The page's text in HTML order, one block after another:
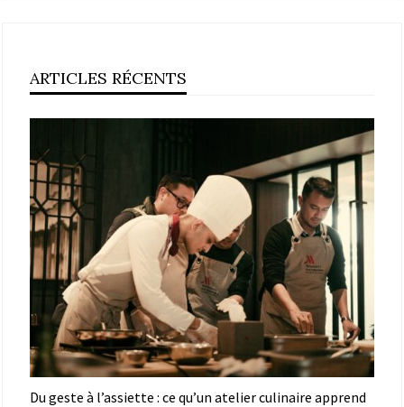
ARTICLES RÉCENTS
Du geste à l’assiette : ce qu’un atelier culinaire apprend